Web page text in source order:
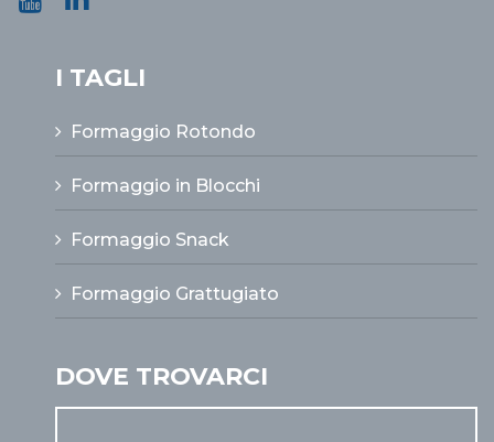
I TAGLI
Formaggio Rotondo
Formaggio in Blocchi
Formaggio Snack
Formaggio Grattugiato
DOVE TROVARCI